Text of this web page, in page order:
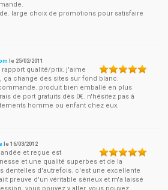
large choix de promotions pour satisfaire
le 25/02/2011
qualité/prix. j'aime
ça change des sites sur fond blanc.
produit bien emballé en plus
de port gratuits dès 0€. n'hésitez pas à
homme ou enfant chez eux.
le16/03/2012
et reçue est
et une qualité superbes et de la
dentelles d'autrefois. c'est une excellente
preuve d'un véritable sérieux et m'a laissé